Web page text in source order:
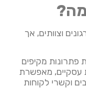
וצוותים, אך
מקיפים
עסקיים, מאפשרת
וקשרי לקוחות